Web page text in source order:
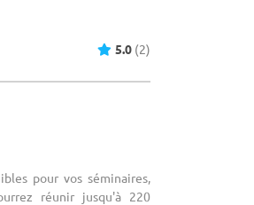
5.0 (2)
pour vos séminaires,
réunir jusqu'à 220